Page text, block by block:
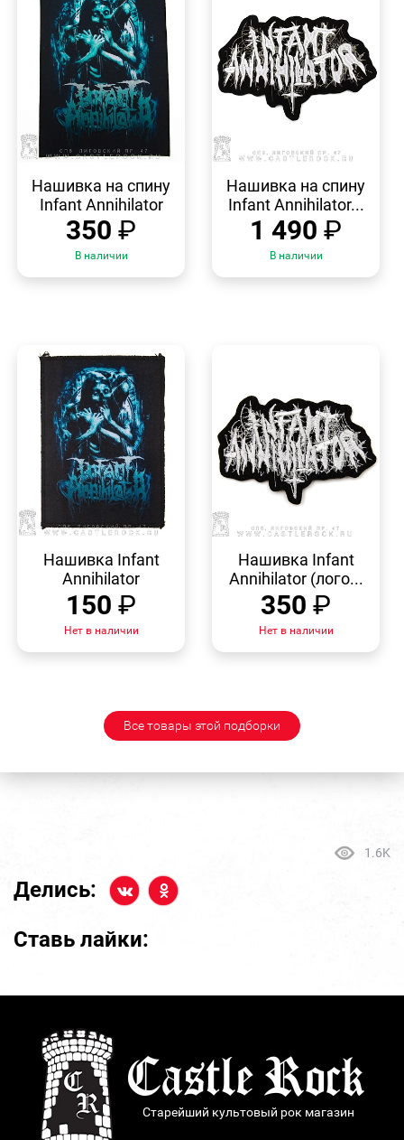
Нашивка на спину
Infant Annihilator
350 ₽
В наличии
Нашивка на спину
Infant Annihilator...
1 490 ₽
В наличии
ПРОСМОТР
Нашивка Infant
Annihilator
150 ₽
Нет в наличии
ПРОСМОТР
Нашивка Infant
Annihilator (лого...
350 ₽
Нет в наличии
Все товары этой подборки
1.6K
Делись:
Ставь лайки:
Старейший культовый рок магазин